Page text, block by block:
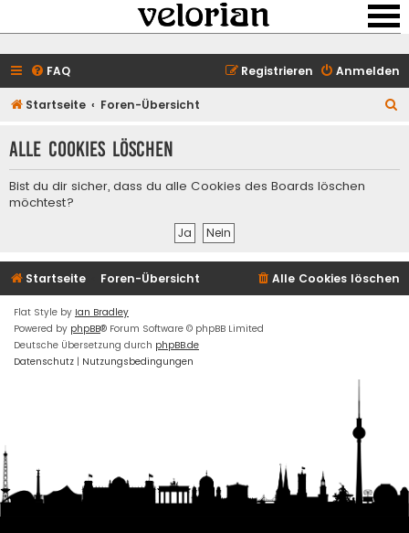
FAQ Anmelden
Registrieren
Startseite Foren-Übersicht
h
Alle Cookies löschen
Bist du dir sicher, dass du alle Cookies des Boards löschen
möchtest?
Startseite Foren-Übersicht Alle Cookies löschen
Flat Style by Ian Bradley
Powered by phpBB® Forum Software © phpBB Limited
Deutsche Übersetzung durch phpBB.de
Datenschutz | Nutzungsbedingungen